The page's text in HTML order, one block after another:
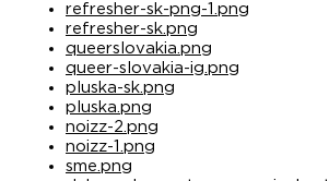
refresher-sk-png-1.png
refresher-sk.png
queerslovakia.png
queer-slovakia-ig.png
pluska-sk.png
pluska.png
noizz-2.png
noizz-1.png
sme.png